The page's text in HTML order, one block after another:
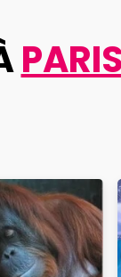
PARIS